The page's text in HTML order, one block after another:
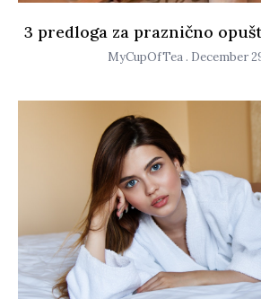
3 predloga za praznično
MyCupOfTea December